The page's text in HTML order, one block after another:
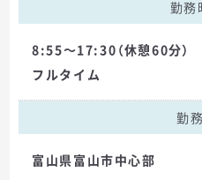
勤務
8:55～17:30（休憩60分）
フルタイム
勤
富山県富山市中心部